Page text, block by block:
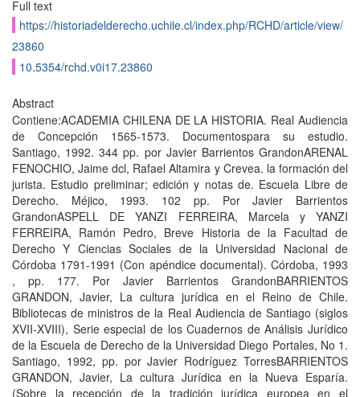
Full text
https://historiadelderecho.uchile.cl/index.php/RCHD/article/view/
23860
10.5354/rchd.v0i17.23860
Abstract
Contiene:ACADEMIA CHILENA DE LA HISTORIA. Real Audiencia
de Concepción 1565-1573. Documentospara su estudio.
Santiago, 1992. 344 pp. por Javier Barrientos GrandonARENAL
FENOCHIO, Jaime dcl, Rafael Altamira y Crevea. la formación del
jurista. Estudio preliminar; edición y notas de. Escuela Libre de
Derecho. Méjico, 1993. 102 pp. Por Javier Barrientos
GrandonASPELL DE YANZI FERREIRA, Marcela y YANZI
FERREIRA, Ramón Pedro, Breve Historia de la Facultad de
Derecho Y Ciencias Sociales de la Universidad Nacional de
Córdoba 1791-1991 (Con apéndice documental). Córdoba, 1993
, pp. 177. Por Javier Barrientos GrandonBARRIENTOS
GRANDON, Javier, La cultura jurídica en el Reino de Chile.
Bibliotecas de ministros de la Real Audiencia de Santiago (siglos
XVII-XVIII), Serie especial de los Cuadernos de Análisis Jurídico
de la Escuela de Derecho de la Universidad Diego Portales, No 1.
Santiago, 1992, pp. por Javier Rodríguez TorresBARRIENTOS
GRANDON, Javier, La cultura Jurídica en la Nueva Esparía.
(Sobre la recepción de la tradición jurídica europea en el